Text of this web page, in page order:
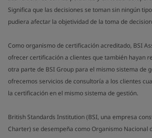
Significa que las decisiones se toman sin ningún
pudiera afectar la objetividad de la toma de
Como organismo de certificación acreditado, BSI
ofrecer certificación a clientes que también hayan
otra parte de BSI Group para el mismo sistema de
ofrecemos servicios de consultoría a los clientes
la certificación en el mismo sistema de gestión.
British Standards Institution (BSI, una empresa
Charter) se desempeña como Organismo Nacional